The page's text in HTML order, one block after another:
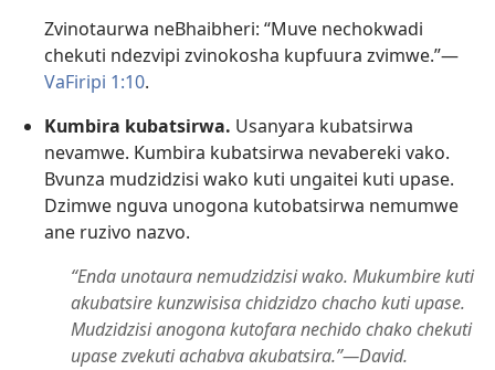
Zvinotaurwa neBhaibheri: “Muve nechokwadi
chekuti ndezvipi zvinokosha kupfuura zvimwe.”—
VaFiripi 1:10.
Kumbira kubatsirwa. Usanyara kubatsirwa
nevamwe. Kumbira kubatsirwa nevabereki vako.
Bvunza mudzidzisi wako kuti ungaitei kuti upase.
Dzimwe nguva unogona kutobatsirwa nemumwe
ane ruzivo nazvo.
“Enda unotaura nemudzidzisi wako. Mukumbire kuti
akubatsire kunzwisisa chidzidzo chacho kuti upase.
Mudzidzisi anogona kutofara nechido chako chekuti
upase zvekuti achabva akubatsira.”—David.